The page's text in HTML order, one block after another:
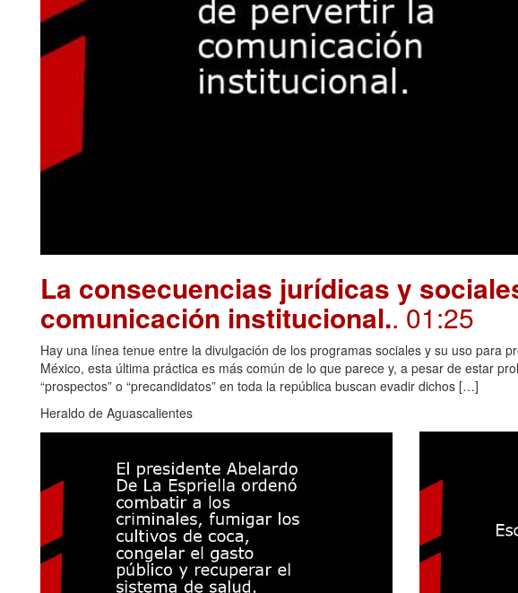
La consecuencias jurídicas y
comunicación institucional.. 01:25
Hay una línea tenue entre la divulgación de los programas sociales y su uso para
México, esta última práctica es más común de lo que parece y, a pesar de estar
“prospectos” o “precandidatos” en toda la república buscan evadir dichos […]
Heraldo de Aguascalientes